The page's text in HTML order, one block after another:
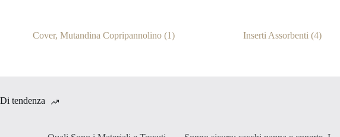
Cover, Mutandina Copripannolino(1) Inserti Assorbenti (4)
Di tendenza